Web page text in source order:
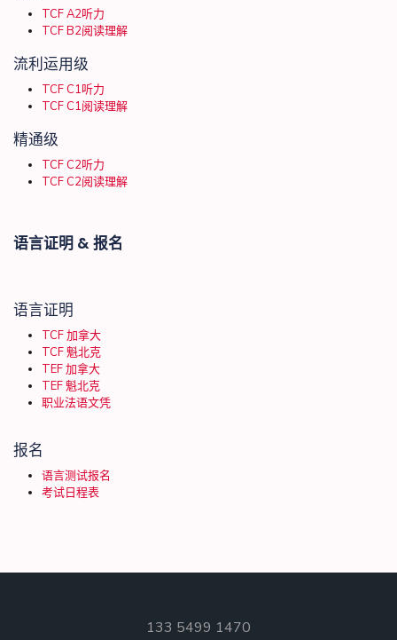
TCF A2听力
TCF B2阅读理解
流利运用级
TCF C1听力
TCF C1阅读理解
精通级
TCF C2听力
TCF C2阅读理解
语言证明 & 报名
语言证明
TCF 加拿大
TCF 魁北克
TEF 加拿大
TEF 魁北克
职业法语文凭
报名
语言测试报名
考试日程表
133 5499 1470